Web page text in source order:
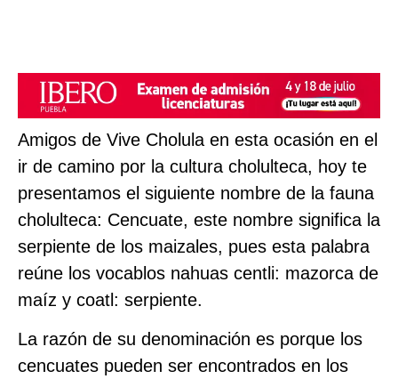
Amigos de Vive Cholula en esta ocasión en el
ir de camino por la cultura cholulteca, hoy te
presentamos el siguiente nombre de la fauna
cholulteca: Cencuate, este nombre significa la
serpiente de los maizales, pues esta palabra
reúne los vocablos nahuas centli: mazorca de
maíz y coatl: serpiente.
La razón de su denominación es porque los
cencuates pueden ser encontrados en los